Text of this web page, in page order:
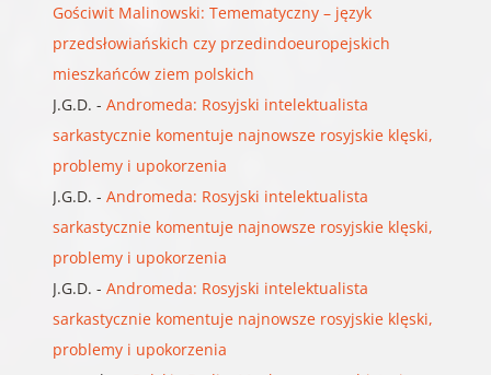
Gościwit Malinowski: Temematyczny – język
przedsłowiańskich czy przedindoeuropejskich
mieszkańców ziem polskich
J.G.D. - Andromeda: Rosyjski intelektualista
sarkastycznie komentuje najnowsze rosyjskie klęski,
problemy i upokorzenia
J.G.D. - Andromeda: Rosyjski intelektualista
sarkastycznie komentuje najnowsze rosyjskie klęski,
problemy i upokorzenia
J.G.D. - Andromeda: Rosyjski intelektualista
sarkastycznie komentuje najnowsze rosyjskie klęski,
problemy i upokorzenia